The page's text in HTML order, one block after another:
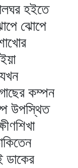
হইতে
ঝোপে
কম্পন
উপস্থিত
ডাকের